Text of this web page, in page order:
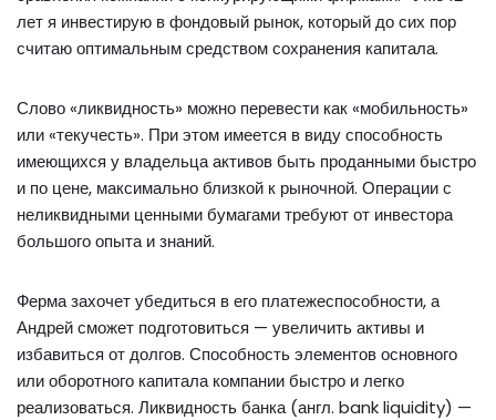
лет я инвестирую в фондовый рынок, который до сих пор
считаю оптимальным средством сохранения капитала.
Слово «ликвидность» можно перевести как «мобильность»
или «текучесть». При этом имеется в виду способность
имеющихся у владельца активов быть проданными быстро
и по цене, максимально близкой к рыночной. Операции с
неликвидными ценными бумагами требуют от инвестора
большого опыта и знаний.
Ферма захочет убедиться в его платежеспособности, а
Андрей сможет подготовиться — увеличить активы и
избавиться от долгов. Способность элементов основного
или оборотного капитала компании быстро и легко
реализоваться. Ликвидность банка (англ. bank liquidity) —